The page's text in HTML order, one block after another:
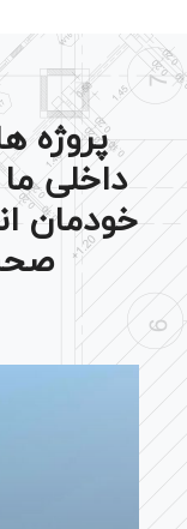
پروژه
داخلی
خودمان